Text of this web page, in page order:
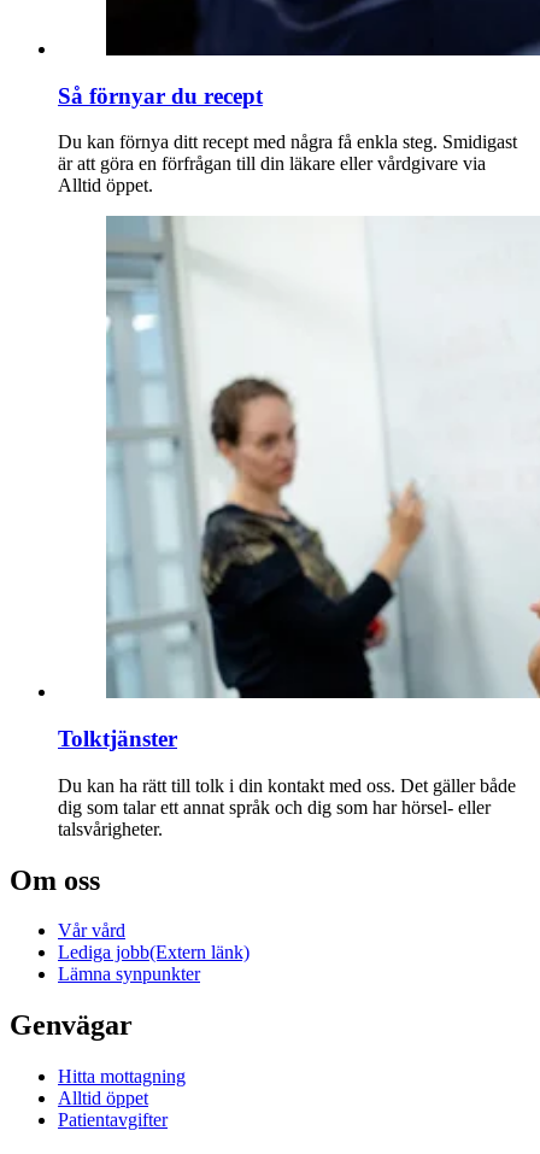
Så förnyar du recept
Du kan förnya ditt recept med några få enkla steg. Smidigast
är att göra en förfrågan till din läkare eller vårdgivare via
Alltid öppet.
Tolktjänster
Du kan ha rätt till tolk i din kontakt med oss. Det gäller både
dig som talar ett annat språk och dig som har hörsel- eller
talsvårigheter.
Om oss
Vår vård
Lediga jobb(Extern länk)
Lämna synpunkter
Genvägar
Hitta mottagning
Alltid öppet
Patientavgifter